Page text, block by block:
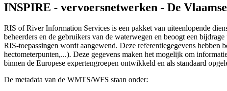
INSPIRE - vervoersnetwerken - De
RIS of River Information Services is een pakket van uiteenlopende
beheerders en de gebruikers van de waterwegen en beoogt een
RIS-toepassingen wordt aangewend. Deze referentiegegevens
hectometerpunten,...). Deze gegevens maken het mogelijk om
binnen de Europese expertengroepen ontwikkeld en als standaard
De metadata van de WMTS/WFS staan onder: